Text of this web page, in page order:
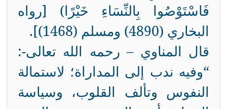
فَاسْتَوْصُوا بِالنِّسَاءِ خَيْرًا) [رواه
البخاري (4890) ومسلم (1468)].
قال المناوي – رحمه الله تعالى-:
“وفيه ندب إلى المداراة؛ لاستمالة
النفوس وتألف القلوب، وسياسة